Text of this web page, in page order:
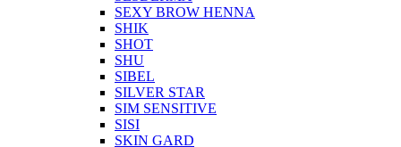
SEXY BROW HENNA
SHIK
SHOT
SHU
SIBEL
SILVER STAR
SIM SENSITIVE
SISI
SKIN GARD